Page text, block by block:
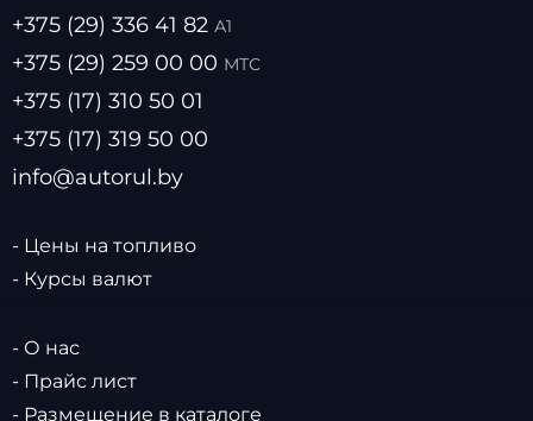
+375 (29) 336 41 82 А1
+375 (29) 259 00 00 МТС
+375 (17) 310 50 01
+375 (17) 319 50 00
info@autorul.by
- Цены на топливо
- Курсы валют
- О нас
- Прайс лист
- Размещение в каталоге